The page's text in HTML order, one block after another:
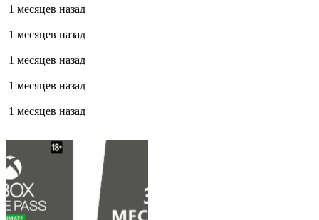
1 месяцев назад
1 месяцев назад
1 месяцев назад
1 месяцев назад
1 месяцев назад